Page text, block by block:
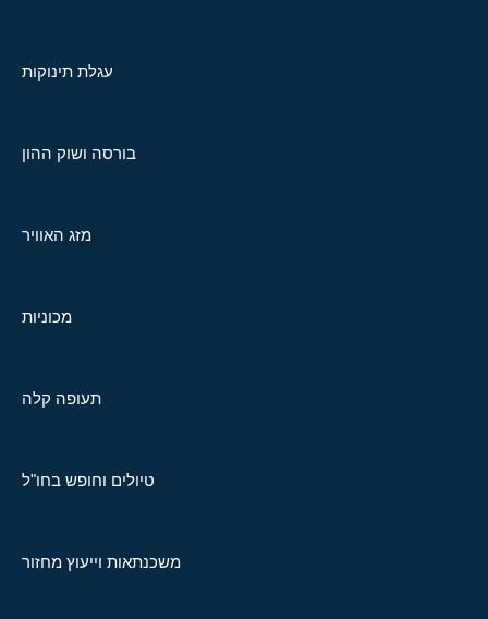
עגלת תינוקות
בורסה ושוק ההון
מזג האוויר
מכוניות
תעופה קלה
טיולים וחופש בחו"ל
משכנתאות וייעוץ מחזור